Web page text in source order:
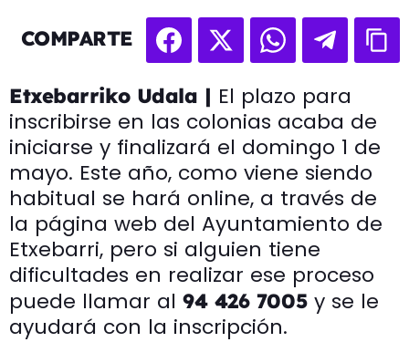
COMPARTE
Etxebarriko Udala | El plazo para
inscribirse en las colonias acaba de
iniciarse y finalizará el domingo 1 de
mayo. Este año, como viene siendo
habitual se hará online, a través de
la página web del Ayuntamiento de
Etxebarri, pero si alguien tiene
dificultades en realizar ese proceso
puede llamar al 94 426 7005 y se le
ayudará con la inscripción.